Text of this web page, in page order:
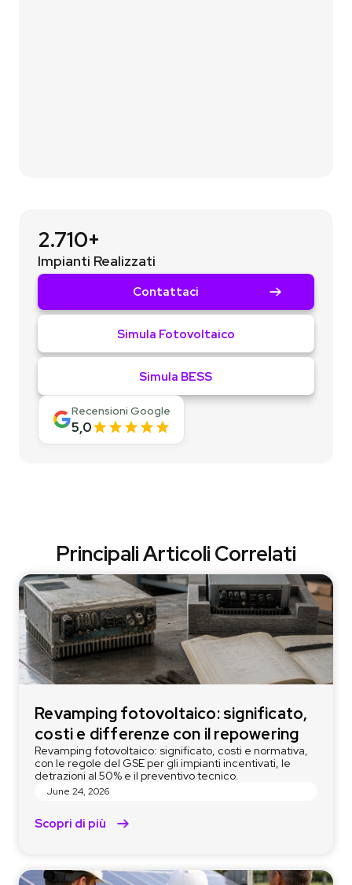
2.710+
Impianti Realizzati
Contattaci
Simula Fotovoltaico
Simula BESS
Recensioni Google
5,0
Principali Articoli Correlati
Revamping fotovoltaico: significato,
costi e differenze con il repowering
Revamping fotovoltaico: significato, costi e normativa,
con le regole del GSE per gli impianti incentivati, le
detrazioni al 50% e il preventivo tecnico.
June 24, 2026
Scopri di più